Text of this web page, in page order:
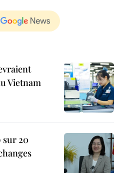
Vietnam
sur 20